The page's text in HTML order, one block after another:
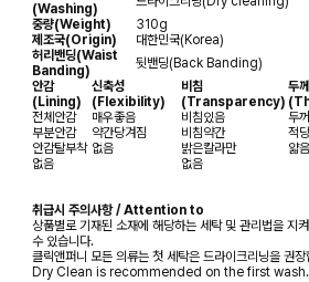
(Washing)
중량(Weight)
310g
제조국(Origin)
대한민국(Korea)
허리밴딩(Waist
Banding)
뒷밴딩(Back Banding)
안감
(Lining)
신축성
(Flexibility)
비침
(Transparency)
두
전체안감
매우좋음 비침있음 두
부분안감
약간당겨짐 비침약간 적
안감탈부착 없음 밝은칼라만 얇음
없음
없음
취급시 주의사항 / Attention to
상품별로 기재된 소재에 해당하는 세탁 및 관리법을 지
수 있습니다.
클릭앤퍼니 모든 의류는 첫 세탁은 드라이크리닝을 권장
Dry Clean is recommended on the first wash.